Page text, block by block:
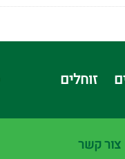
זוחלים
צור קשר